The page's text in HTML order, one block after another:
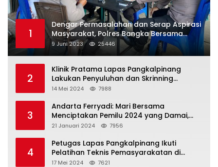
1
Dengar Permasalahan dan Serap Aspirasi
Masyarakat, Polres Bangka Bersama
Polsek Pemali Rutin Gelar Jumat Curhat
9 Juni 2023 25446
2
Klinik Pratama Lapas Pangkalpinang
Lakukan Penyuluhan dan Skrinning
Kesehatan Jiwa Bagi Warga Binaan
14 Mei 2024 7988
3
Andarta Ferryadi: Mari Bersama
Menciptakan Pemilu 2024 yang Damai,
Jujur dan Adil.
21 Januari 2024 7956
4
Petugas Lapas Pangkalpinang Ikuti
Pelatihan Teknis Pemasyarakatan di
Batam
17 Mei 2024 7621